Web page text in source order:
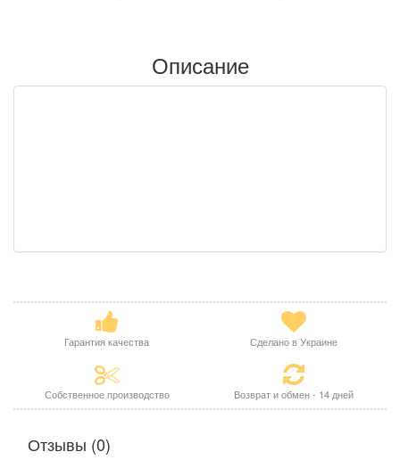
Описание
Гарантия качества Сделано в Украине
Собственное производство Возврат и обмен - 14 дней
Отзывы (0)